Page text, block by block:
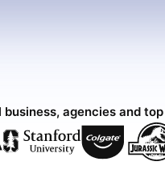
agencies and